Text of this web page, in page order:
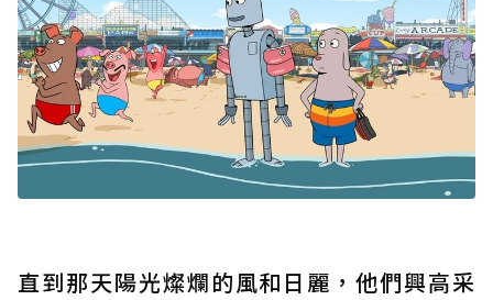
直到那天陽光燦爛的風和日麗，他們興高采